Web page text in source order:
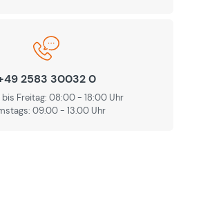
2583 30032 0
bis Freitag: 08:00 - 18:00 Uhr
09.00 - 13.00 Uhr